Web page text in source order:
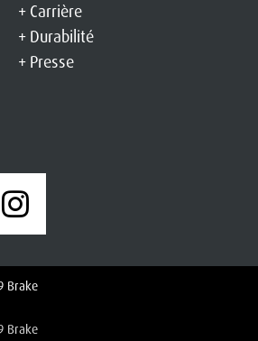
Carrière
Durabilité
Presse
Brake
Brake